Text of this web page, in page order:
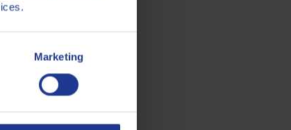
Marketing
inclusief medische.